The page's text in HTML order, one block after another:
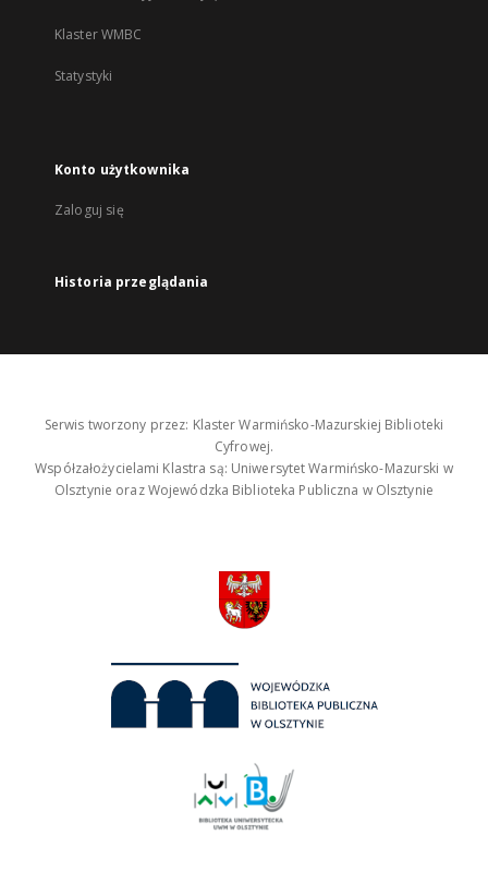
Klaster WMBC
Statystyki
Konto użytkownika
Zaloguj się
Historia przeglądania
Serwis tworzony przez: Klaster Warmińsko-Mazurskiej Biblioteki
Cyfrowej.
Współzałożycielami Klastra są: Uniwersytet Warmińsko-Mazurski w
Olsztynie oraz Wojewódzka Biblioteka Publiczna w Olsztynie